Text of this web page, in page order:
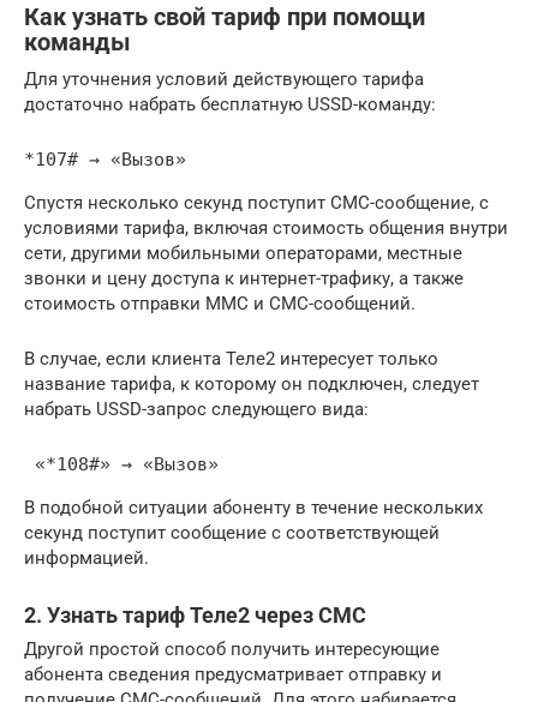
Как узнать свой тариф при помощи
команды
Для уточнения условий действующего тарифа
достаточно набрать бесплатную USSD-команду:
*107# → «Вызов»
Спустя несколько секунд поступит СМС-сообщение, с
условиями тарифа, включая стоимость общения внутри
сети, другими мобильными операторами, местные
звонки и цену доступа к интернет-трафику, а также
стоимость отправки ММС и СМС-сообщений.
В случае, если клиента Теле2 интересует только
название тарифа, к которому он подключен, следует
набрать USSD-запрос следующего вида:
«*108#» → «Вызов»
В подобной ситуации абоненту в течение нескольких
секунд поступит сообщение с соответствующей
информацией.
2. Узнать тариф Теле2 через СМС
Другой простой способ получить интересующие
абонента сведения предусматривает отправку и